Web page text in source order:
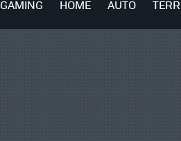
GAMING HOME AUTO